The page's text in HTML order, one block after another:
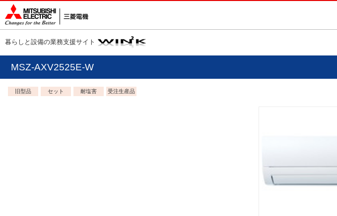
暮らしと設備の業務支援サイト
MSZ-AXV2525E-W
旧型品 セット 耐塩害 受注生産品